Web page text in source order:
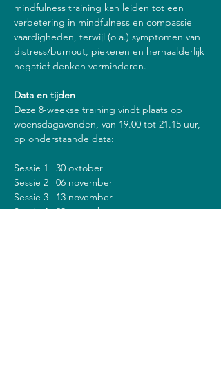
mindfulness training kan leiden tot een
verbetering in mindfulness en compassie
vaardigheden, terwijl (o.a.) symptomen van
distress/burnout, piekeren en herhaalderlijk
negatief denken verminderen.
Data en tijden
Deze 8-weekse training vindt plaats op
woensdagavonden, van 19.00 tot 21.15 uur,
op onderstaande data:
Sessie 1 | 30 oktober
Sessie 2 | 06 november
Sessie 3 | 13 november
Sessie 4 | 20 november